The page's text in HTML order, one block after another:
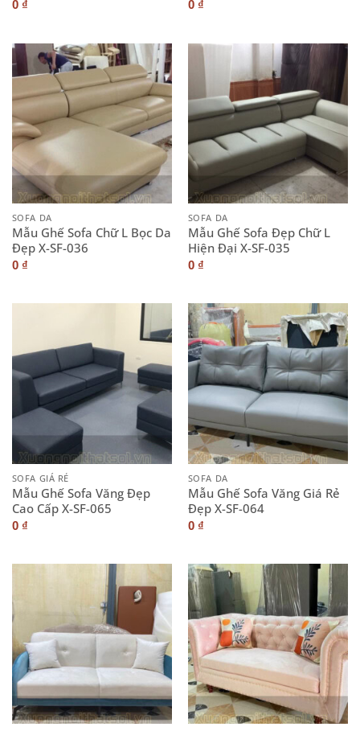
0 ₫ 0 ₫
SOFA DA
Mẫu Ghế Sofa Chữ L Bọc Da
Đẹp X-SF-036
0 ₫
SOFA DA
Mẫu Ghế Sofa Đẹp Chữ L
Hiện Đại X-SF-035
0 ₫
SOFA GIÁ RẺ
Mẫu Ghế Sofa Văng Đẹp
Cao Cấp X-SF-065
0 ₫
SOFA DA
Mẫu Ghế Sofa Văng Giá Rẻ
Đẹp X-SF-064
0 ₫